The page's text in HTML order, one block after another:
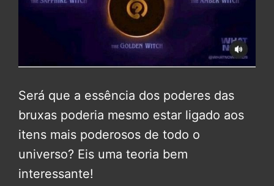
Será que a essência dos poderes das
bruxas poderia mesmo estar ligado aos
itens mais poderosos de todo o
universo? Eis uma teoria bem
interessante!